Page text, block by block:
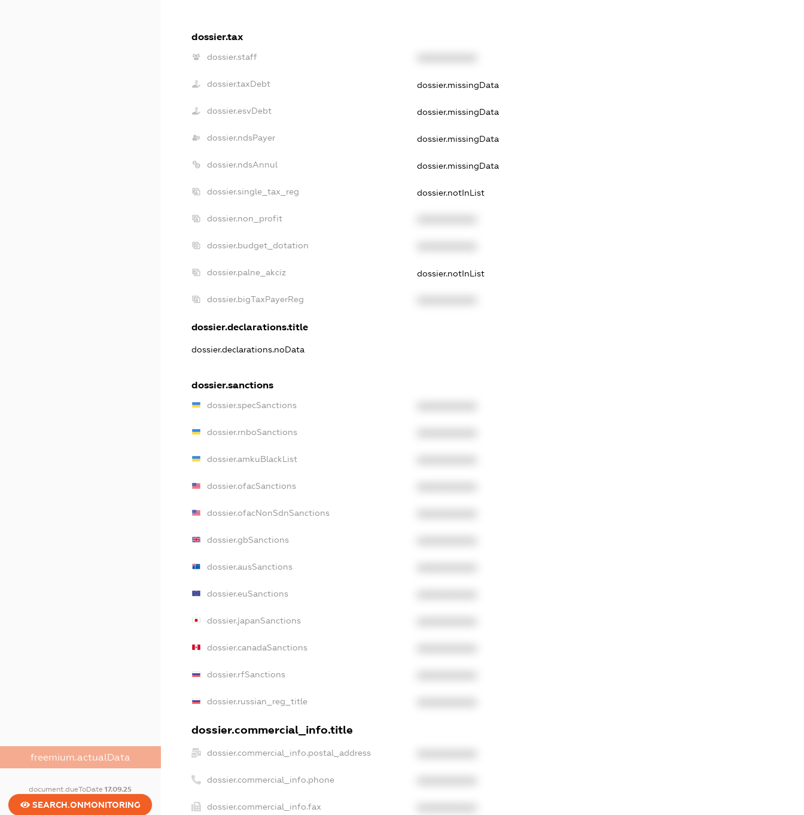
freemium.actualData
document.dueToDate17.09.25
SEARCH.ONMONITORING
dossier.tax
dossier.staff
dossier.taxDebt dossier.missingData
dossier.esvDebt dossier.missingData
dossier.ndsPayer dossier.missingData
dossier.ndsAnnul dossier.missingData
dossier.single_tax_reg dossier.notInList
dossier.non_profit
dossier.budget_dotation
dossier.palne_akciz dossier.notInList
dossier.bigTaxPayerReg
dossier.declarations.title
dossier.declarations.noData
dossier.sanctions
dossier.specSanctions
dossier.rnboSanctions
dossier.amkuBlackList
dossier.ofacSanctions
dossier.ofacNonSdnSanctions
dossier.gbSanctions
dossier.ausSanctions
dossier.euSanctions
dossier.japanSanctions
dossier.canadaSanctions
dossier.rfSanctions
dossier.russian_reg_title
dossier.commercial_info.title
dossier.commercial_info.postal_address
dossier.commercial_info.phone
dossier.commercial_info.fax